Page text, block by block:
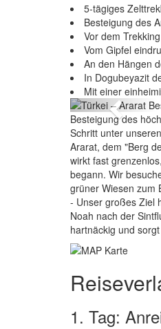
5-tägiges
Besteigung des
Vor dem
Vom Gipfel
An den Hängen
In Dogubeyazit
Mit einer
Türkei – Ararat Besteigung,
Besteigung des
Schritt unter
Ararat, dem "Berg
wirkt fast
begann. Wir
grüner Wiesen zum
- Unser großes Ziel
Noah nach der
hartnäckig und
1. Tag: